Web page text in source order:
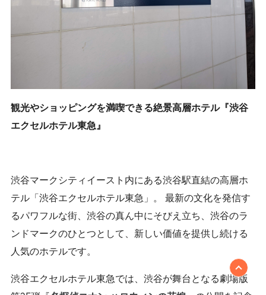
観光やショッピングを満喫できる絶景高層ホテル『渋谷
エクセルホテル東急』
渋谷マークシティイースト内にある渋谷駅直結の高層ホ
テル「渋谷エクセルホテル東急」。 最新の文化を発信す
るパワフルな街、渋谷の真ん中にそびえ立ち、渋谷のラ
ンドマークのひとつとして、新しい価値を提供し続ける
人気のホテルです。
渋谷エクセルホテル東急では、渋谷が舞台となる劇場版